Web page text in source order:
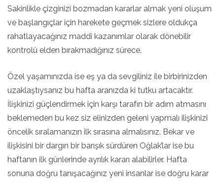
Sakinlikle çizginizi bozmadan kararlar almak yeni oluşum
ve başlangıçlar için harekete geçmek sizlere oldukça
rahatlayacağınız maddi kazanımlar olarak dönebilir
kontrolü elden bırakmadığınız sürece.
Özel yaşamınızda ise eş ya da sevgiliniz ile birbirinizden
uzaklaştıysanız bu hafta aranızda ki tutku artacaktır.
İlişkinizi güçlendirmek için karşı tarafın bir adım atmasını
beklemeden bu kez siz elinizden geleni yapmalı ilişkinizi
öncelik sıralamanızın ilk sırasına almalısınız. Bekar ve
ilişkisini bir dargın bir barışık sürdüren Oğlak’lar ise bu
haftanın ilk günlerinde ayrılık kararı alabilirler. Hafta
sonuna doğru tanışacağınız yeni insanlar ise doğru karar